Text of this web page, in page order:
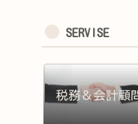
SERVISE
税務＆会計顧